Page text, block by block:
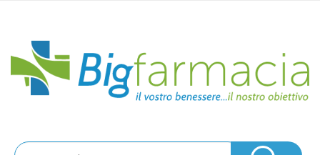
principaleBigfarmacia
Cerca